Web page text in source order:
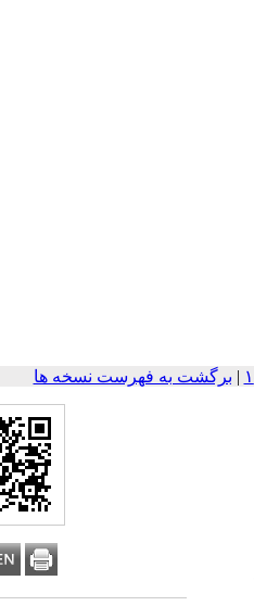
| برگشت به فهرست نسخه ها